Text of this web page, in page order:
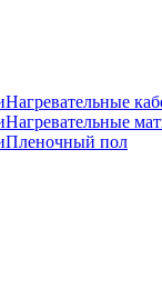
Нагревательные
Нагревательные
Пленочный пол